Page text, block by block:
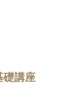
礎講座